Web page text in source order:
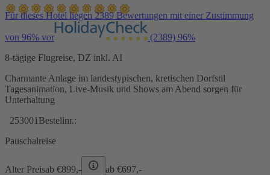
Für dieses Hotel liegen 2389 Bewertungen mit einer Zustimmung
von 96% vor (2389) 96%
8-tägige Flugreise, DZ inkl. AI
Charmante Anlage im landestypischen, kretischen Dorfstil
Tagesanimation, Live-Musik und Shows am Abend sorgen für
Unterhaltung
253001 Bestellnr.:
Pauschalreise
Alter Preisab €899,- ab €697,-